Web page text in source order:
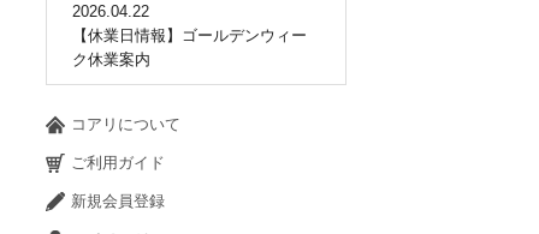
2026.04.22
【休業日情報】ゴールデンウィー
ク休業案内
コアリについて
ご利用ガイド
新規会員登録